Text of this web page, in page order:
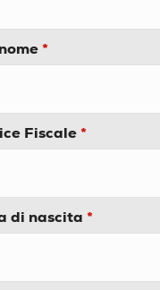
*
Fiscale*
di nascita *